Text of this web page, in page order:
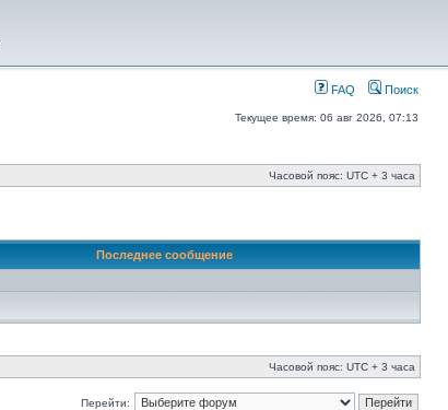
FAQ Поиск
Текущее время: 06 авг 2026, 07:13
Часовой пояс: UTC + 3 часа
Последнее сообщение
Часовой пояс: UTC + 3 часа
Перейти: